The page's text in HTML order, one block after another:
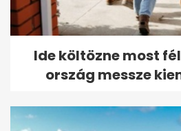
Ide költözne most
ország messze